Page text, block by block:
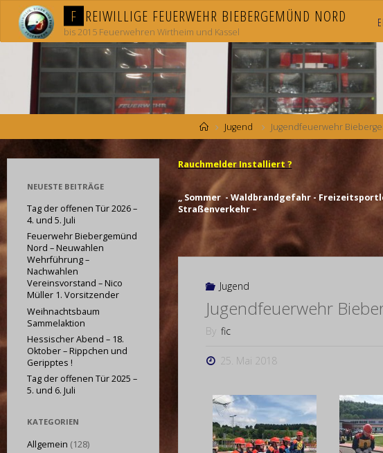
content
F REIWIL L IGE FEUERWEHR BIEBERGEMÜND NORD
bis 2015 Feuerwehren Wirtheim und Kassel
HomeJugend Jugendfeuerwehr
Rauchmelder Installiert ?
„ Sommer - Waldbrandgefahr -
Straßenverkehr –
Jugend
Jugendfeuerwehr
By fic
25. Mai 2018
NEUESTE BEITRÄGE
Tag der offenen Tür 2026 –
4. und 5. Juli
Feuerwehr Biebergemünd
Nord – Neuwahlen
Wehrführung –
Nachwahlen
Vereinsvorstand – Nico
Müller 1. Vorsitzender
Weihnachtsbaum
Sammelaktion
Hessischer Abend – 18.
Oktober – Rippchen und
Geripptes !
Tag der offenen Tür 2025 –
5. und 6. Juli
KATEGORIEN
Allgemein (128)